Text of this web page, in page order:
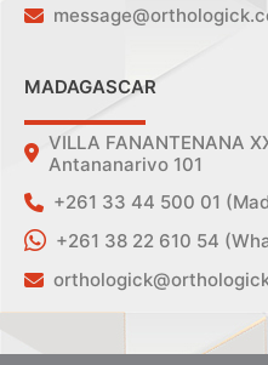
MADAGASCAR
VILLA FANANTENANA
Antananarivo 101
+261 33 44 500 01
+261 38 22 610 54